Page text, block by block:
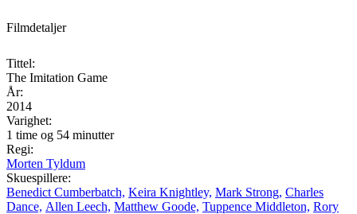
Filmdetaljer
Tittel:
The Imitation Game
År:
2014
Varighet:
1 time og 54 minutter
Regi:
Morten Tyldum
Skuespillere:
Benedict Cumberbatch, Keira Knightley, Mark Strong, Charles
Dance, Allen Leech, Matthew Goode, Tuppence Middleton, Rory